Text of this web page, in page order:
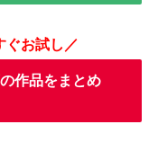
ぐお試し／
作品をまとめ